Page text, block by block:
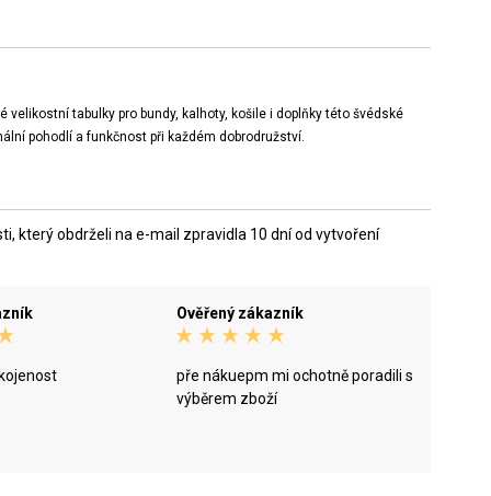
tabulky pro bundy, kalhoty, košile i doplňky této švédské
pohodlí a funkčnost při každém dobrodružství.
který obdrželi na e-mail zpravidla 10 dní od vytvoření
Ověřený zákazník
pře nákuepm mi ochotně poradili s
výběrem zboží